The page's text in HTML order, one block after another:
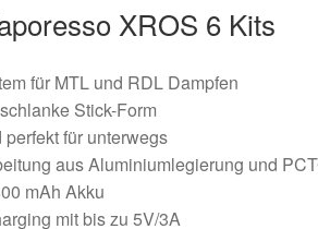
XROS 6 Kits
für MTL und RDL Dampfen
Stick-Form
für unterwegs
aus Aluminiumlegierung und
mAh Akku
mit bis zu 5V/3A